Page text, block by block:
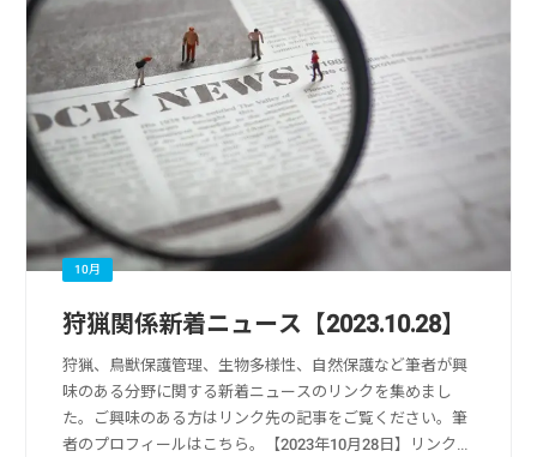
10月
狩猟関係新着ニュース【2023.10.28】
狩猟、鳥獣保護管理、生物多様性、自然保護など筆者が興
味のある分野に関する新着ニュースのリンクを集めまし
た。ご興味のある方はリンク先の記事をご覧ください。筆
者のプロフィールはこちら。【2023年10月28日】リンク